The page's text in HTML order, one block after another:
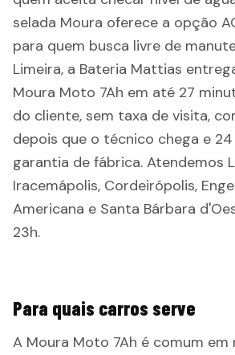
selada Moura oferece a opção
para quem busca livre de
Limeira, a Bateria Mattias
Moura Moto 7Ah em até 27
do cliente, sem taxa de visita,
depois que o técnico chega e
garantia de fábrica. Atendemos
Iracemápolis, Cordeirópolis,
Americana e Santa Bárbara
23h.
Para quais carros serve
A Moura Moto 7Ah é comum em